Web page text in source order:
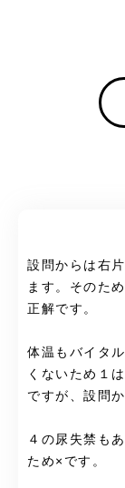
設問からは右
ます。そのた
正解です。
体温もバイタ
くないため１
ですが、設問
４の尿失禁も
ため×です。